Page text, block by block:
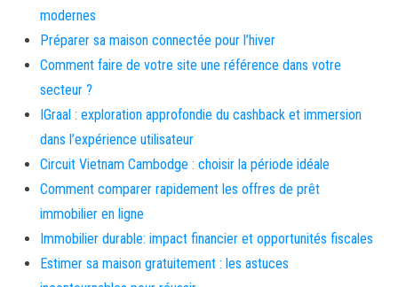
modernes
Préparer sa maison connectée pour l’hiver
Comment faire de votre site une référence dans votre
secteur ?
IGraal : exploration approfondie du cashback et immersion
dans l’expérience utilisateur
Circuit Vietnam Cambodge : choisir la période idéale
Comment comparer rapidement les offres de prêt
immobilier en ligne
Immobilier durable: impact financier et opportunités fiscales
Estimer sa maison gratuitement : les astuces